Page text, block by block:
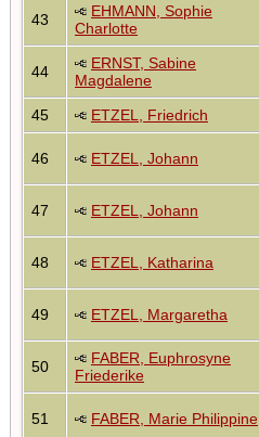
43
EHMANN, Sophie
Charlotte
44
ERNST, Sabine
Magdalene
45 ETZEL, Friedrich
46 ETZEL, Johann
47 ETZEL, Johann
48 ETZEL, Katharina
49 ETZEL, Margaretha
50
FABER, Euphrosyne
Friederike
51 FABER, Marie Philippine